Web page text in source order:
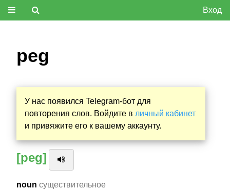
Вход
peg
У нас появился Telegram-бот для
повторения слов. Войдите в личный кабинет
и привяжите его к вашему аккаунту.
[peg]
noun существительное